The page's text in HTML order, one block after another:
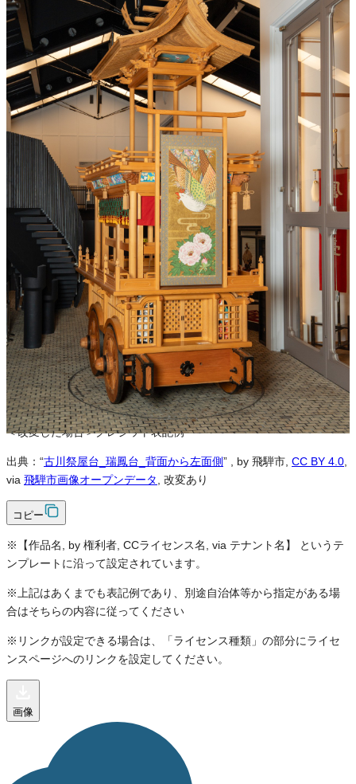
Loading...
ダウンロード
この画像は、営利・非営利を問わずご利用いただけます。トリミン
グ・色変更などの改変も可能です。クレジット表記は必須です。
※本サイトの利用規約 も適用されます。
可
改変
可
クレジット表記
クレジット表記例
出典：“古川祭屋台_瑞鳳台_背面から左面側”, by 飛騨市, CC BY 4.0,
via飛騨市画像オープンデータ.
コピー
＜改変した場合＞クレジット表記例
出典：“古川祭屋台_瑞鳳台_背面から左面側” , by 飛騨市, CC BY 4.0
via 飛騨市画像オープンデータ , 改変あり
コピー
※【作品名, by 権利者, CCライセンス名, via テナント名】 というテ
ンプレートに沿って設定されています。
※上記はあくまでも表記例であり、別途自治体等から指定がある場
合はそちらの内容に従ってください
※リンクが設定できる場合は、「ライセンス種類」の部分にライセ
ンスページへのリンクを設定してください。
画像